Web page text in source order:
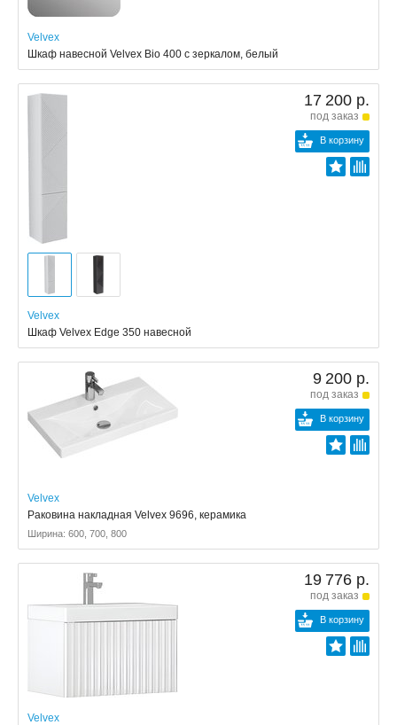
Velvex
Шкаф навесной Velvex Bio 400 с зеркалом, белый
17 200 р.
под заказ
В корзину
Velvex
Шкаф Velvex Edge 350 навесной
9 200 р.
под заказ
В корзину
Velvex
Раковина накладная Velvex 9696, керамика
Ширина: 600, 700, 800
19 776 р.
под заказ
В корзину
Velvex